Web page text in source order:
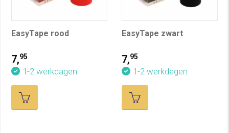
EasyTape rood
7,95
1-2 werkdagen
EasyTape zwart
7,95
1-2 werkdagen